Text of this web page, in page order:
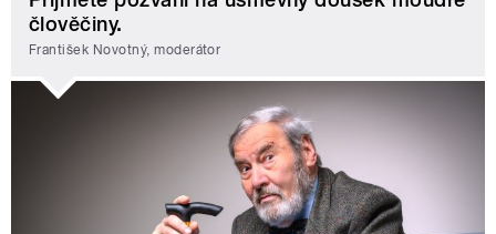
člověčiny.
František Novotný, moderátor